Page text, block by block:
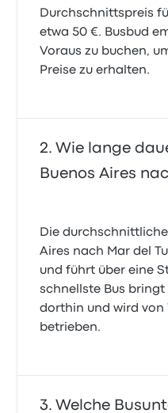
Durchschnittspreis
etwa 50 €. Busbud
Voraus zu buchen,
Preise zu erhalten.
Wie lange
Buenos Aires
Die
Aires nach Mar del
und führt über eine
schnellste Bus bringt
dorthin und wird von
betrieben.
Welche